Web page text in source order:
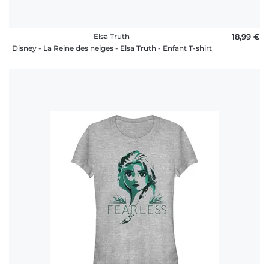
Elsa Truth
Disney - La Reine des neiges - Elsa Truth - Enfant T-shirt
18,99 €